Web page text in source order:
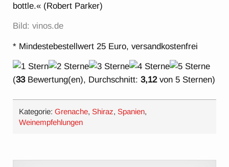
bottle.« (Robert Parker)
Bild: vinos.de
* Mindestebestellwert 25 Euro, versandkostenfrei
(33Bewertung(en), Durchschnitt:3,12von 5 Sternen)
Kategorie:Grenache,Shiraz,Spanien,
Weinempfehlungen